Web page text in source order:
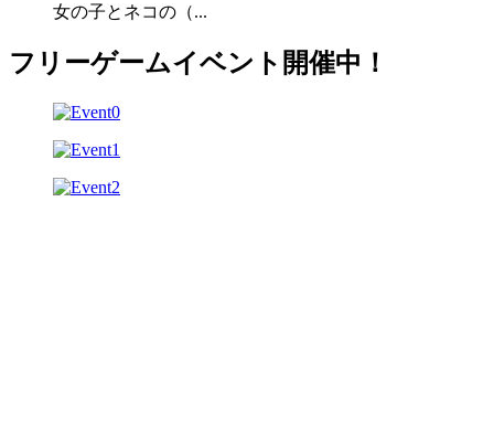
女の子とネコの（...
フリーゲームイベント開催中！